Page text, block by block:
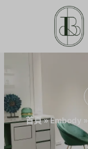
首頁»Embody »